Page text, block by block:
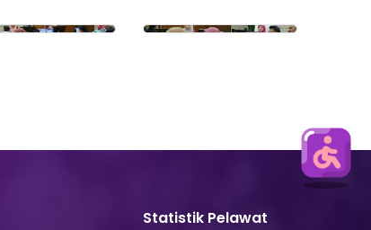
Statistik Pelawat